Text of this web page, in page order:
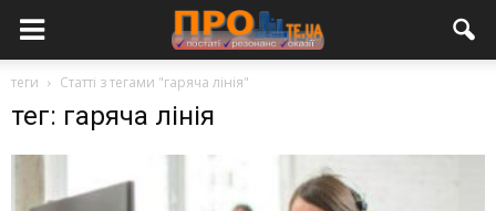
теги Статті з тегами "гаряча лінія"
тег: гаряча лінія